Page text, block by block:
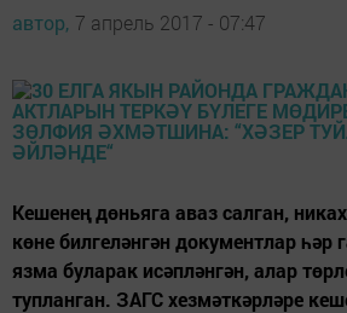
автор, 7 апрель 2017 - 07:47
Кешенең дөньяга аваз салган,
көне билгеләнгән документлар
язма буларак исәпләнгән, алар
тупланган. ЗАГС хезмәткәрләре